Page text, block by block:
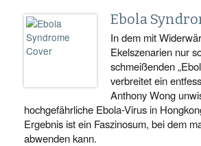
Ebola
In dem mit
Ekelszenarien nur
schmeißenden
verbreitet ein
Anthony Wong
hochgefährliche Ebola-Virus in
Ergebnis ist ein Faszinosum, bei dem
abwenden kann.